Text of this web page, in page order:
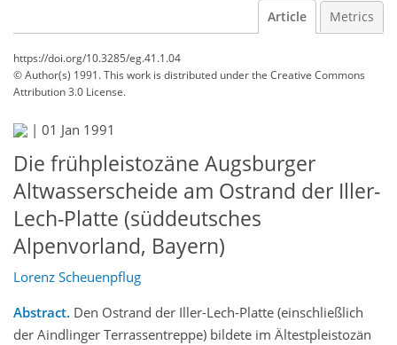
Article Metrics
https://doi.org/10.3285/eg.41.1.04
© Author(s) 1991. This work is distributed underthe Creative Commons
Attribution 3.0 License.
| 01 Jan 1991
Die frühpleistozäne Augsburger
Altwasserscheide am Ostrand der Iller-
Lech-Platte (süddeutsches
Alpenvorland, Bayern)
Lorenz Scheuenpflug
Abstract. Den Ostrand der Iller-Lech-Platte (einschließlich
der Aindlinger Terrassentreppe) bildete im Ältestpleistozän